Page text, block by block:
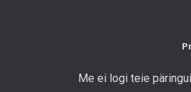
Me ei logi teie